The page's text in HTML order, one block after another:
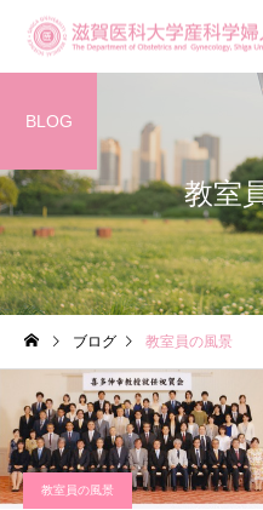
産科診療
不妊専門相談セン
メール相談
教室
BLOG
ブログ 教室員の風景
教室員の風景